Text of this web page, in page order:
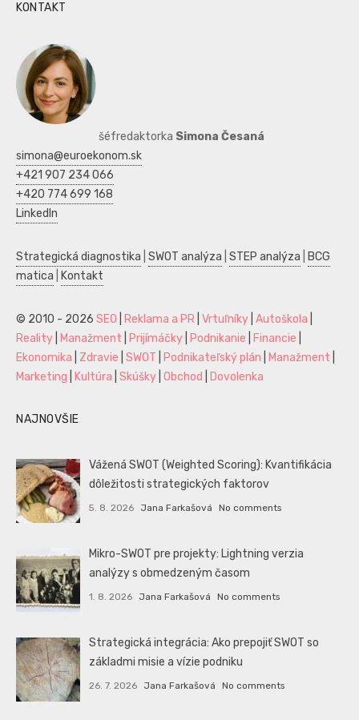
KONTAKT
šéfredaktorka Simona Česaná
simona@euroekonom.sk
+421 907 234 066
+420 774 699 168
LinkedIn
Strategická diagnostika SWOT analýza STEP analýza
BCG
matica
Kontakt
© 2010 - 2026 SEO Reklama a PR Vrtuľníky Autoškola
Reality
Manažment Prijímáčky Podnikanie Financie
Ekonomika
Zdravie SWOT Podnikateľský plán Manažment
Marketing
Kultúra Skúšky Obchod Dovolenka
NAJNOVŠIE
Vážená SWOT (Weighted Scoring): Kvantifikácia
dôležitosti strategických faktorov
5. 8. 2026 Jana Farkašová No comments
Mikro-SWOT pre projekty: Lightning verzia
analýzy s obmedzeným časom
1. 8. 2026 Jana Farkašová No comments
Strategická integrácia: Ako prepojiť SWOT so
základmi misie a vízie podniku
26. 7. 2026 Jana Farkašová No comments